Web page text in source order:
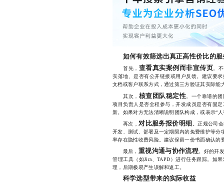
如何有效筛选出真正高性价比的
首先， 查看真实案例而非宣传页 。
实落地、是否有公开链接或用户反馈。建议要
文档或客户联系方式，通过第三方验证其实际能
其次， 核查团队稳定性 。一个靠谱的
项目负责人是否全程参与，开发成员是否有固
新。如果对方无法清晰说明团队构成，或表示“
再次， 对比服务报价明细
。正规公司
开发、测试、部署及一定期限内的免费维护等分
率存在隐性收费风险。建议保留一份书面确认的
最后， 重视沟通与协作流程 。好的开
管理工具（如Jira、TAPD）进行任务跟踪。如
理，后期极易产生误解和返工。
科学选型带来的实际收益